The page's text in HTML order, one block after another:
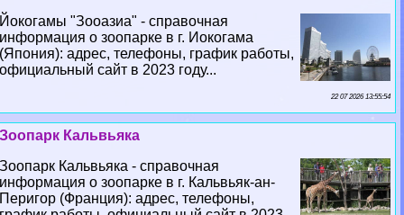
Йокогамы "Зооазиа" - справочная
информация о зоопарке в г. Иокогама
(Япония): адрес, телефоны, график работы,
официальный сайт в 2023 году...
22 07 2026 13:55:54
Зоопарк Кальвьяка
Зоопарк Кальвьяка - справочная
информация о зоопарке в г. Кальвьяк-ан-
Перигор (Франция): адрес, телефоны,